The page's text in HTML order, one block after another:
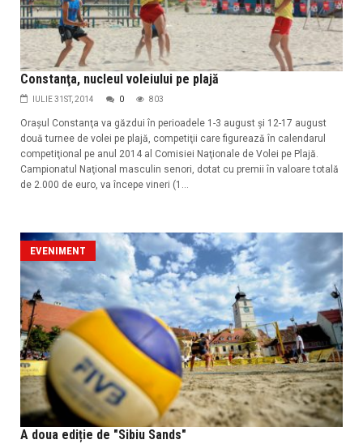
Constanţa, nucleul voleiului pe plajă
IULIE 31ST, 2014 0 803
Oraşul Constanţa va găzdui în perioadele 1-3 august şi 12-17 august
două turnee de volei pe plajă, competiţii care figurează în calendarul
competiţional pe anul 2014 al Comisiei Naţionale de Volei pe Plajă.
Campionatul Naţional masculin senori, dotat cu premii în valoare totală
de 2.000 de euro, va începe vineri (1...
EVENIMENT
A doua ediție de "Sibiu Sands"